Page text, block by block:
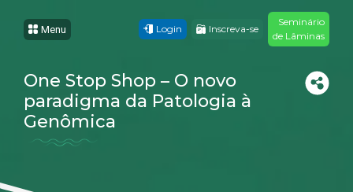
One Stop Shop – O novo
paradigma da Patologia à
Genômica
Menu Login Inscreva-se
Seminário
de Lâminas